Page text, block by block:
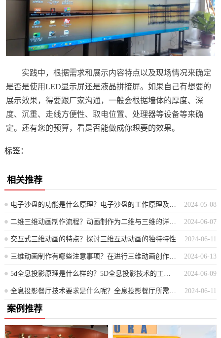
实践中，根据需求和展示内容特点以及现场情况来确定
是否是使用LED显示屏还是液晶拼接屏。如果自己有想要的
展示效果，得要跟厂家沟通，一般会根据墙体的厚度、深
度、沉重、走线方便性、取电位置、处理器等设备等来确
定。还有您的预算，看是否能做成你想要的效果。
标签：
相关推荐
2024-05-08
2024-06-07
二维三维动画制作流程？动画制作为二维与三维的详细步骤解析
2024-06-11
交互式三维动画的特点？探讨三维互动动画的独特特性
2024-06-13
三维动画制作有哪些注意事项？在进行三维动画创作时应注意哪些关键点？
2024-06-09
2024-06-11
案例推荐